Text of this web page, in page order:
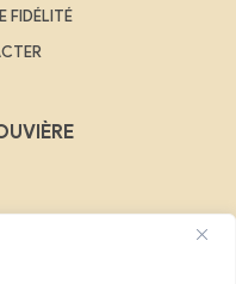
FIDÉLITÉ